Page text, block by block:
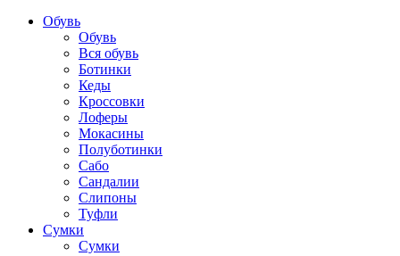
Обувь
Обувь
Вся обувь
Ботинки
Кеды
Кроссовки
Лоферы
Мокасины
Полуботинки
Сабо
Сандалии
Слипоны
Туфли
Сумки
Сумки